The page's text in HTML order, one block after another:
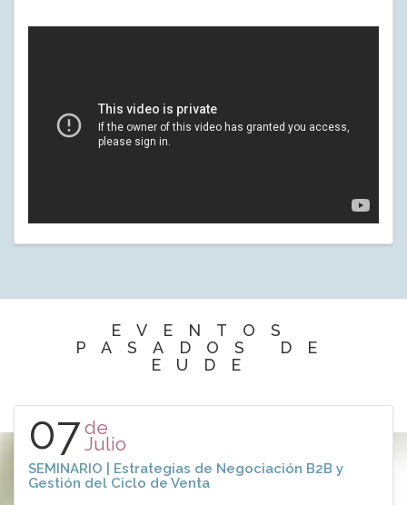
EVENTOS
PASADOS DE
EUDE
07de
Julio
SEMINARIO | Estrategias de Negociación B2B y
Gestión del Ciclo de Venta